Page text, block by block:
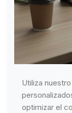
Utiliza
optimizar el